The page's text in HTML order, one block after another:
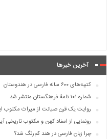
آخرین خبرها
کتیبه‌های ۶۰۰ ساله فارسی در هندوستان
شماره ۱۰۱ نامۀ فرهنگستان منتشر شد
روایت یک قرن صیانت از میراث مکتوب
رونمایی از اسناد کهن و مکتوب تاریخی
چرا زبان فارسی در هند کم‌رنگ شد؟